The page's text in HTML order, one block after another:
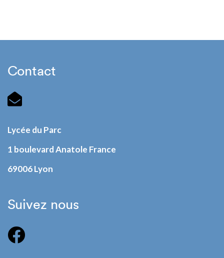
Contact
Lycée du Parc
1 boulevard Anatole France
69006 Lyon
Suivez nous